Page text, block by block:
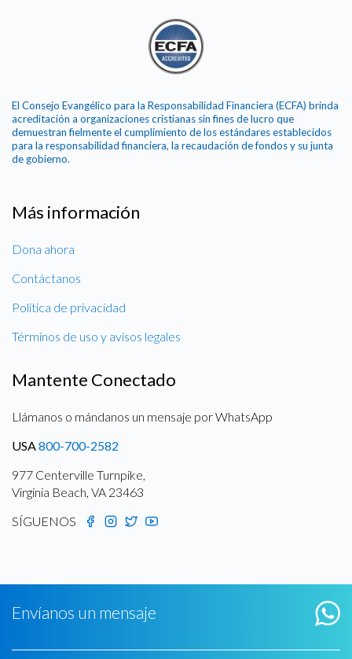
El Consejo Evangélico para la Responsabilidad Financiera (ECFA) brinda
acreditación a organizaciones cristianas sin fines de lucro que
demuestran fielmente el cumplimiento de los estándares establecidos
para la responsabilidad financiera, la recaudación de fondos y su junta
de gobierno.
Más información
Dona ahora
Contáctanos
Política de privacidad
Términos de uso y avisos legales
Mantente Conectado
Llámanos o mándanos un mensaje por WhatsApp
USA800-700-2582
977 Centerville Turnpike,
Virginia Beach, VA 23463
SÍGUENOS
Envíanos un mensaje